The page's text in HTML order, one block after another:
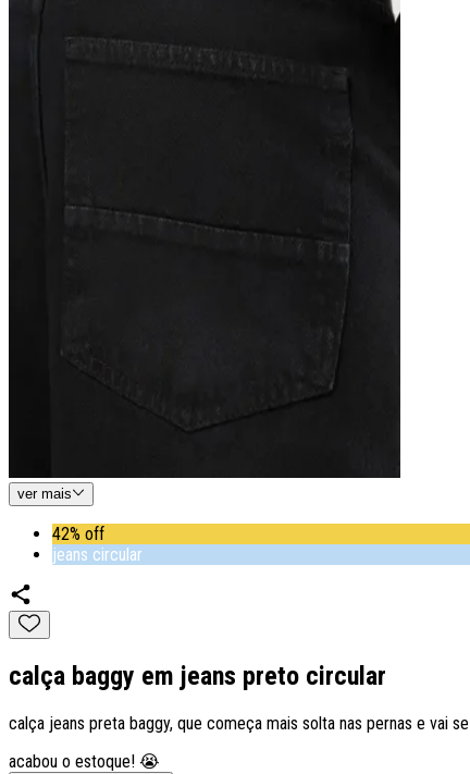
ver mais
42% off
jeans circular
calça baggy em jeans preto circular
calça jeans preta baggy, que começa mais solta nas pernas e vai
acabou o estoque! 😭